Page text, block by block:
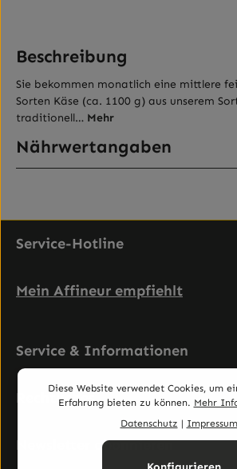
Beschreibung
Sie bekommen monatlich eine mittlere
Sorten Käse (ca. 1100 g) aus unserem
traditionell… Mehr
Nährwertangaben
Service-Hotline
Mein Affineur empfiehlt
Service & Informationen
Rechtliches
Newsletter abonnieren
Diese Website verwendet Cookies, um
Erfahrung bieten zu können. Mehr
Datenschutz | Impressum